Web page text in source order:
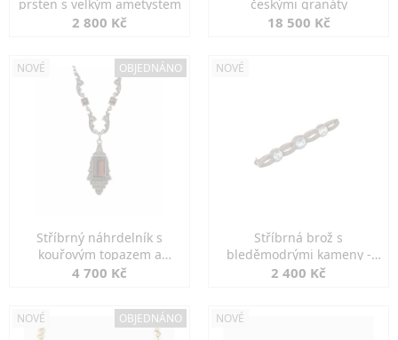
prsten s velkým ametystem
2 800 Kč
českými granáty
18 500 Kč
NOVÉ OBJEDNÁNO
Stříbrný náhrdelník s
kouřovým topazem a
markazity
4 700 Kč
NOVÉ
Stříbrná brož s
bleděmodrými kameny -
jemná elegance
2 400 Kč
NOVÉ OBJEDNÁNO NOVÉ